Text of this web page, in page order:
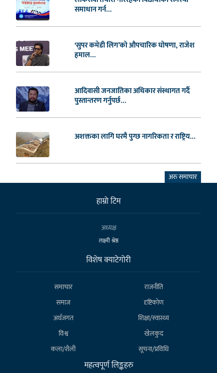
समाधान गर्न...
‘सुपर कमेडी लिग’को औपचारिक घोषणा, राजेश
हमाल...
आदिवासी जनजातिका अधिकार संस्थागत गर्दै
पुस्तान्तरण गर्नुपर्छ...
अशक्तका लागि घरमै पुग्छ नागरिकता र राष्ट्रिय...
अरु समाचार
हाम्राे टिम
अध्यक्ष
लक्ष्मी श्रेष्ठ
विशेष क्याटेगाेरी
समाचार
राजनीति
समाज
दृष्टिकोण
अर्थजगत
शिक्षा/स्वास्थ्य
विश्व
खेलकुद
कला/शैली
सूचना/प्रविधि
महत्वपूर्ण लिङ्कहरु